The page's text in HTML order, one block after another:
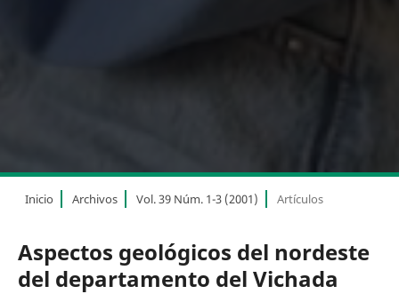
Inicio Archivos Vol. 39 Núm. 1-3 (2001) Artículos
Aspectos geológicos del nordeste
del departamento del Vichada